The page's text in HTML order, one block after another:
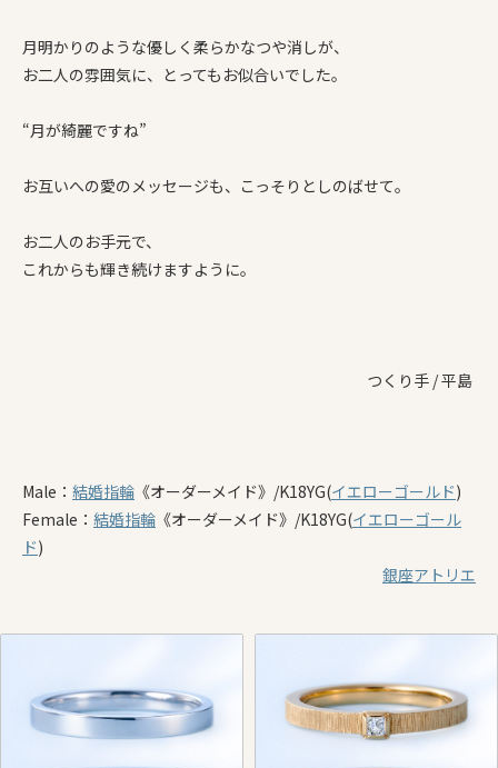
月明かりのような優しく柔らかなつや消しが、
お二人の雰囲気に、とってもお似合いでした。
“月が綺麗ですね”
お互いへの愛のメッセージも、こっそりとしのばせて。
お二人のお手元で、
これからも輝き続けますように。
つくり手 / 平島
Male： 結婚指輪 《オーダーメイド》 /K18YG(イエローゴールド)
Female： 結婚指輪 《オーダーメイド》 /K18YG(イエローゴール
ド)
銀座アトリエ